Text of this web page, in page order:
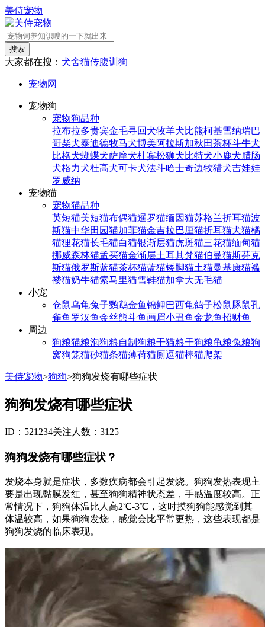
美侍宠物
搜索
大家都在搜： 犬舍猫传腹训狗
宠物网
宠物狗
宠物狗品种
拉布拉多贵宾金毛寻回犬牧羊犬比熊柯基雪纳瑞巴
哥柴犬泰迪德牧马犬博美阿拉斯加秋田茶杯斗牛犬
比格犬蝴蝶犬萨摩犬杜宾松狮犬比特犬小鹿犬腊肠
犬格力犬杜高犬可卡犬法斗哈士奇边牧猎犬吉娃娃
罗威纳
宠物猫
宠物猫品种
英短猫美短猫布偶猫暹罗猫缅因猫苏格兰折耳猫波
斯猫中华田园猫加菲猫金吉拉巴厘猫折耳猫犬猫橘
猫狸花猫长毛猫白猫银渐层猫虎斑猫三花猫缅甸猫
挪威森林猫孟买猫金渐层土耳其梵猫伯曼猫斯芬克
斯猫俄罗斯蓝猫茶杯猫蓝猫矮脚猫土猫曼基康猫褴
褛猫奶牛猫索马里猫雪鞋猫加拿大无毛猫
小宠
仓鼠乌龟兔子鹦鹉金鱼锦鲤巴西龟鸽子松鼠豚鼠孔
雀鱼 罗汉鱼金丝熊斗鱼画眉小丑鱼金龙鱼招财鱼
周边
狗粮猫粮泡狗粮自制狗粮干猫粮干狗粮龟粮兔粮狗
窝狗笼猫砂猫条猫薄荷猫厕逗猫棒猫爬架
美侍宠物>狗狗>狗狗发烧有哪些症状
狗狗发烧有哪些症状
ID：521234关注人数：3125
狗狗发烧有哪些症状？
发烧本身就是症状，多数疾病都会引起发烧。狗狗发热表现主
要是出现黏膜发红，甚至狗狗精神状态差，手感温度较高。正
常情况下，狗狗体温比人高2℃-3℃，这时摸狗狗能感觉到其
体温较高，如果狗狗发烧，感觉会比平常更热，这些表现都是
狗狗发烧的临床表现。